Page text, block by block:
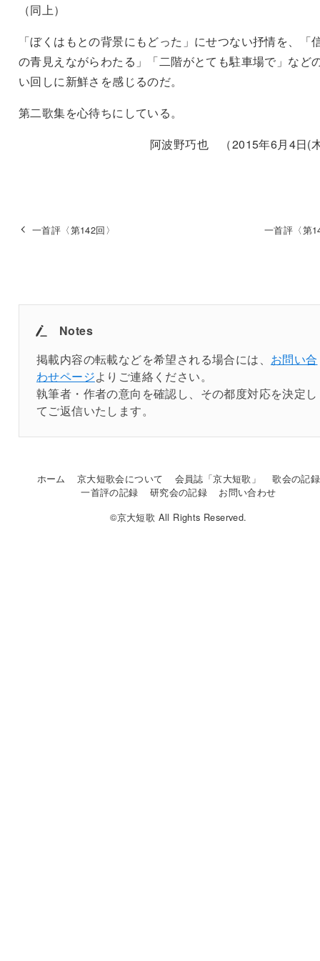
（同上）
「ぼくはもとの背景にもどった」にせつない抒情を、「
の青見えながらわたる」「二階がとても駐車場で」など
い回しに新鮮さを感じるのだ。
第二歌集を心待ちにしている。
阿波野巧也 （2015年6月4日(
一首評〈第142回〉 一首評〈第
Notes
掲載内容の転載などを希望される場合には、 お問い合
わせページよりご連絡ください。
執筆者・作者の意向を確認し、その都度対応を決定し
てご返信いたします。
ホーム 京大短歌会について 会員誌「京大短歌」
歌会の記録
一首評の記録
研究会の記録
お問い合わせ
©京大短歌 All Rights Reserved.